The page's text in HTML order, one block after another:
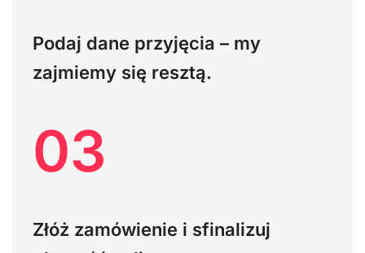
Podaj dane przyjęcia – my
zajmiemy się resztą.
03
Złóż zamówienie i sfinalizuj